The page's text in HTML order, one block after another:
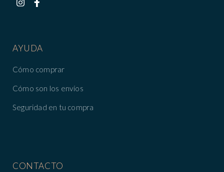
AYUDA
Cómo comprar
Cómo son los envíos
Seguridad en tu compra
CONTACTO